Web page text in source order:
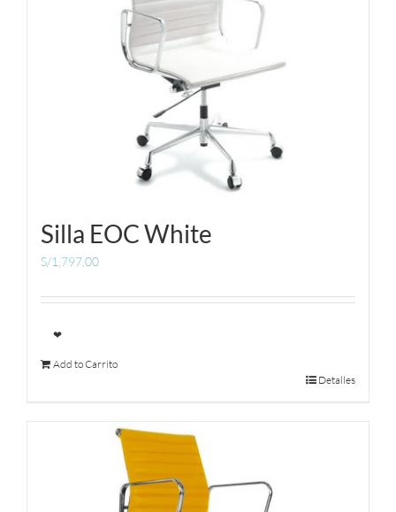
Silla EOC White
S/1,797.00
❤
Add to Carrito
Detalles